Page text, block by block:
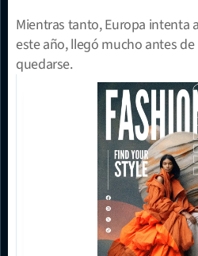
Mientras tanto, Europa intenta
este año, llegó mucho antes
quedarse.